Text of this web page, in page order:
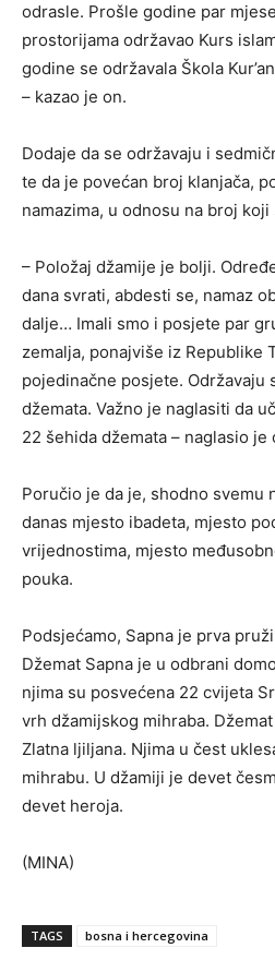
odrasle. Prošle godine par
prostorijama održavao Kurs
godine se održavala Škola
– kazao je on.
Dodaje da se održavaju i
te da je povećan broj klanjača,
namazima, u odnosu na broj
– Položaj džamije je bolji.
dana svrati, abdesti se, namaz
dalje… Imali smo i posjete par
zemalja, ponajviše iz Republike
pojedinačne posjete. Održavaju
džemata. Važno je naglasiti da
22 šehida džemata – naglasio je
Poručio je da je, shodno svemu
danas mjesto ibadeta, mjesto
vrijednostima, mjesto
pouka.
Podsjećamo, Sapna je prva
Džemat Sapna je u odbrani
njima su posvećena 22 cvijeta
vrh džamijskog mihraba.
Zlatna ljiljana. Njima u čest
mihrabu. U džamiji je devet
devet heroja.
(MINA)
TAGS bosna i hercegovina